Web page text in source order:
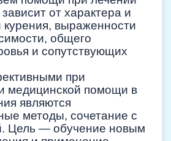
от характера и
курения, выраженности
общего
и сопутствующих
при
медицинской помощи в
являются
методы, сочетание с
Цель — обучение новым